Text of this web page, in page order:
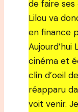
de faire ses
Lilou va
en finance
cinéma et
clin d’oeil
réapparu
voit venir.